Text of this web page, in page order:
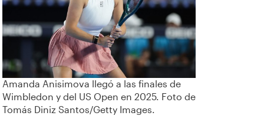
Amanda Anisimova llegó a las finales de
Wimbledon y del US Open en 2025. Foto de
Tomás Diniz Santos/Getty Images.